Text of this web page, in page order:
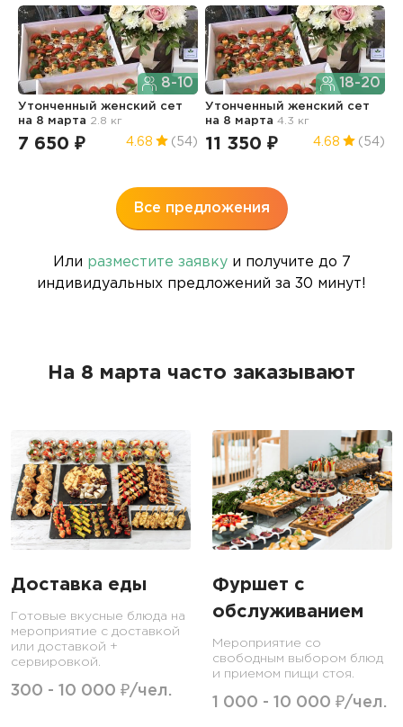
8-10
Утонченный женский сет
на 8 марта 2.8 кг
7 650 ₽ 4.68 (54)
18-20
Утонченный женский сет
на 8 марта 4.3 кг
11 350 ₽ 4.68 (54)
Все предложения
Или разместите заявкуи получите до 7
индивидуальных предложений за 30 минут!
На 8 марта часто заказывают
Доставка еды
Готовые вкусные блюда на
мероприятие с доставкой
или доставкой +
сервировкой.
300 - 10 000 ₽/чел.
Фуршет с
обслуживанием
Мероприятие со
свободным выбором блюд
и приемом пищи стоя.
1 000 - 10 000 ₽/чел.